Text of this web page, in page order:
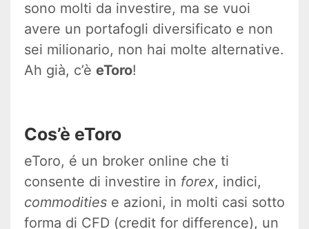
sono molti da investire, ma se vuoi
avere un portafogli diversificato e non
sei milionario, non hai molte alternative.
Ah già, c’è eToro!
Cos’è eToro
eToro, é un broker online che ti
consente di investire in forex, indici,
commodities e azioni, in molti casi sotto
forma di CFD (credit for difference), un